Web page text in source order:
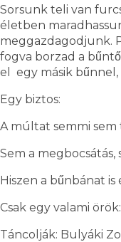
Sorsunk teli van
életben
meggazdagodjunk.
fogva borzad a
el egy másik
Egy biztos:
A múltat semmi
Sem a megbocsátás,
Hiszen a bűnbánat
Csak egy valami
Táncolják: Bulyáki